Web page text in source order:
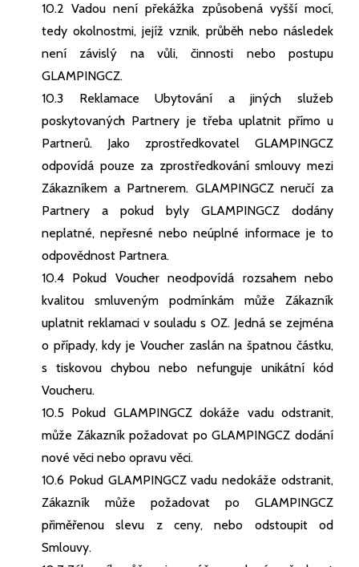
10.2 Vadou není překážka způsobená vyšší mocí,
tedy okolnostmi, jejíž vznik, průběh nebo následek
není závislý na vůli, činnosti nebo postupu
GLAMPINGCZ.
10.3 Reklamace Ubytování a jiných služeb
poskytovaných Partnery je třeba uplatnit přímo u
Partnerů. Jako zprostředkovatel GLAMPINGCZ
odpovídá pouze za zprostředkování smlouvy mezi
Zákazníkem a Partnerem. GLAMPINGCZ neručí za
Partnery a pokud byly GLAMPINGCZ dodány
neplatné, nepřesné nebo neúplné informace je to
odpovědnost Partnera.
10.4 Pokud Voucher neodpovídá rozsahem nebo
kvalitou smluveným podmínkám může Zákazník
uplatnit reklamaci v souladu s OZ. Jedná se zejména
o případy, kdy je Voucher zaslán na špatnou částku,
s tiskovou chybou nebo nefunguje unikátní kód
Voucheru.
10.5 Pokud GLAMPINGCZ dokáže vadu odstranit,
může Zákazník požadovat po GLAMPINGCZ dodání
nové věci nebo opravu věci.
10.6 Pokud GLAMPINGCZ vadu nedokáže odstranit,
Zákazník může požadovat po GLAMPINGCZ
přiměřenou slevu z ceny, nebo odstoupit od
Smlouvy.